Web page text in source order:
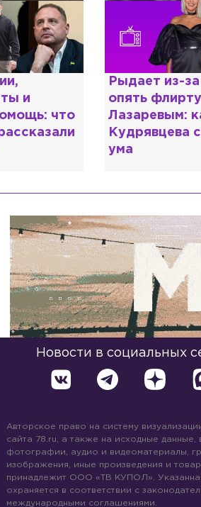
и
что
Рыдает из-
опять
Лазаревым:
Кудрявцева
ума
Новости в социальных
Авторское право на систему
сайта 78.ru, а также на исходные данные,
фотографии, аудио и видеоматериалы,
изображения, иные произведения и
принадлежит ООО «ТВ КУПОЛ».
охраняется в соответствии с
международными соглашениями.